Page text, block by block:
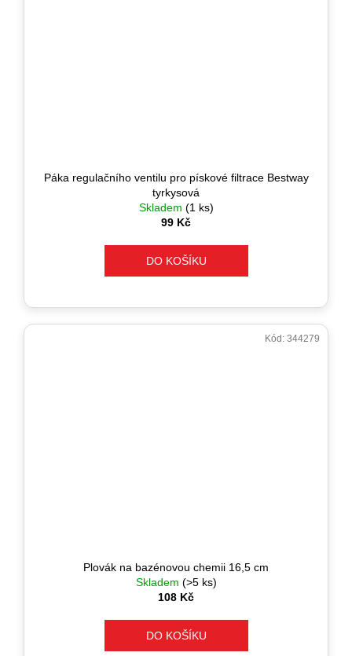
Páka regulačního ventilu pro pískové filtrace Bestway
tyrkysová
Skladem (1 ks)
99 Kč
DO KOŠÍKU
Plovák na bazénovou chemii 16,5 cm
Skladem (>5 ks)
108 Kč
DO KOŠÍKU
Kód: 344279